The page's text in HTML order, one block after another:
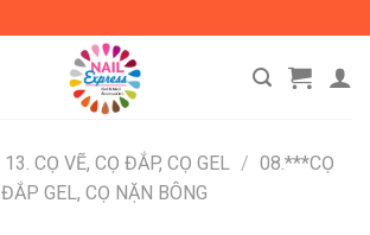
13. CỌ VẼ, CỌ ĐẮP, CỌ GEL / 08.***CỌ
ĐẮP GEL, CỌ NẶN BÔNG